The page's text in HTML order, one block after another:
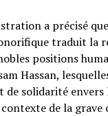
a précisé
traduit la
positions
Hassan,
de solidarité envers
de la grave